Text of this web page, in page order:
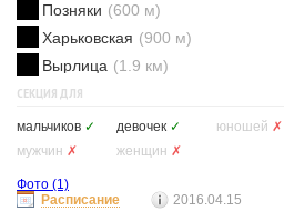
Позняки (600 м)
Харьковская (900 м)
Вырлица (1.9 км)
СЕКЦИЯ ДЛЯ
мальчиков ✓ девочек ✓ юношей ✗
мужчин ✗ женщин ✗
Фото (1)
Расписание
2016.04.15